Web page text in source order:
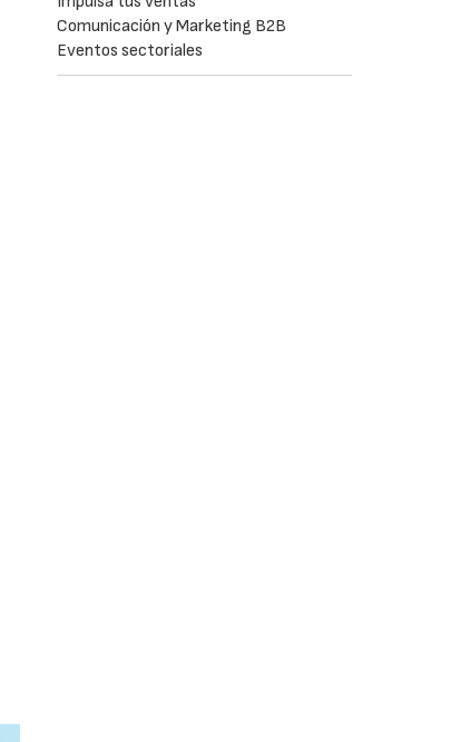
Comunicación y Marketing B2B
Eventos sectoriales